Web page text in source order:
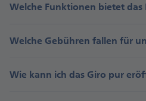
Welche Funktionen bietet das
Welche Gebühren fallen für
Wie kann ich das Giro pur